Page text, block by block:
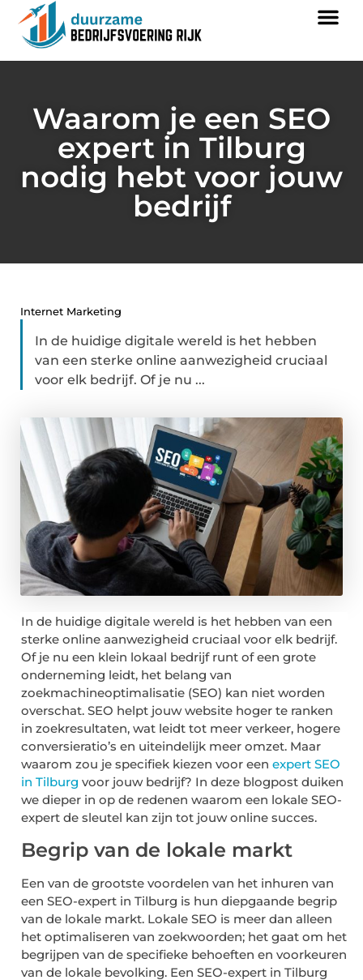
Waarom je een SEO
expert in Tilburg
nodig hebt voor jouw
bedrijf
Internet Marketing
In de huidige digitale wereld is het hebben
van een sterke online aanwezigheid cruciaal
voor elk bedrijf. Of je nu ...
In de huidige digitale wereld is het hebben van een
sterke online aanwezigheid cruciaal voor elk bedrijf.
Of je nu een klein lokaal bedrijf runt of een grote
onderneming leidt, het belang van
zoekmachineoptimalisatie (SEO) kan niet worden
overschat. SEO helpt jouw website hoger te ranken
in zoekresultaten, wat leidt tot meer verkeer, hogere
conversieratio’s en uiteindelijk meer omzet. Maar
waarom zou je specifiek kiezen voor een expert SEO
in Tilburg voor jouw bedrijf? In deze blogpost duiken
we dieper in op de redenen waarom een lokale SEO-
expert de sleutel kan zijn tot jouw online succes.
Begrip van de lokale markt
Een van de grootste voordelen van het inhuren van
een SEO-expert in Tilburg is hun diepgaande begrip
van de lokale markt. Lokale SEO is meer dan alleen
het optimaliseren van zoekwoorden; het gaat om het
begrijpen van de specifieke behoeften en voorkeuren
van de lokale bevolking. Een SEO-expert in Tilburg